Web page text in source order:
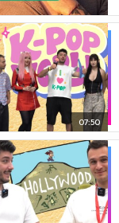
07:50